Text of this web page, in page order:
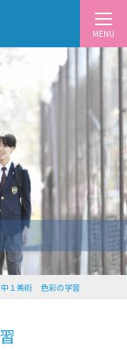
MENU
中１美術 色彩の学習